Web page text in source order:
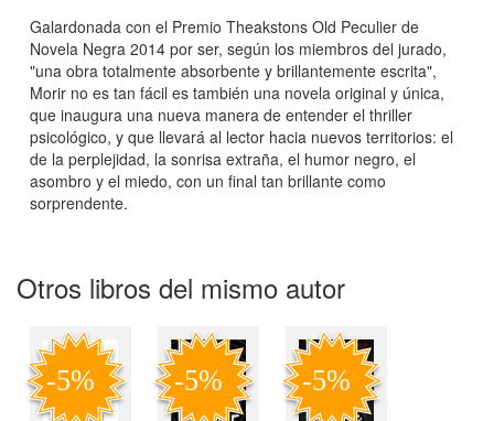
Galardonada con el Premio Theakstons Old Peculier de
Novela Negra 2014 por ser, según los miembros del jurado,
"una obra totalmente absorbente y brillantemente escrita",
Morir no es tan fácil es también una novela original y única,
que inaugura una nueva manera de entender el thriller
psicológico, y que llevará al lector hacia nuevos territorios: el
de la perplejidad, la sonrisa extraña, el humor negro, el
asombro y el miedo, con un final tan brillante como
sorprendente.
Otros libros del mismo autor